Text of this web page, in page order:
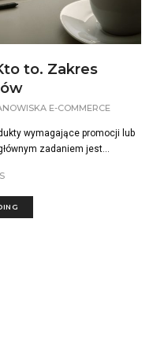
to. Zakres
E-COMMERCE
wymagające promocji lub
zadaniem jest...